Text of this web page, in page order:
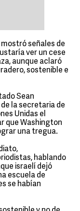
señales de
ver un cese
aunque aclaró
sostenible e
Sean
la secretaria de
Unidas el
que Washington
una tregua.
hablando
israelí dejó
escuela de
se habían